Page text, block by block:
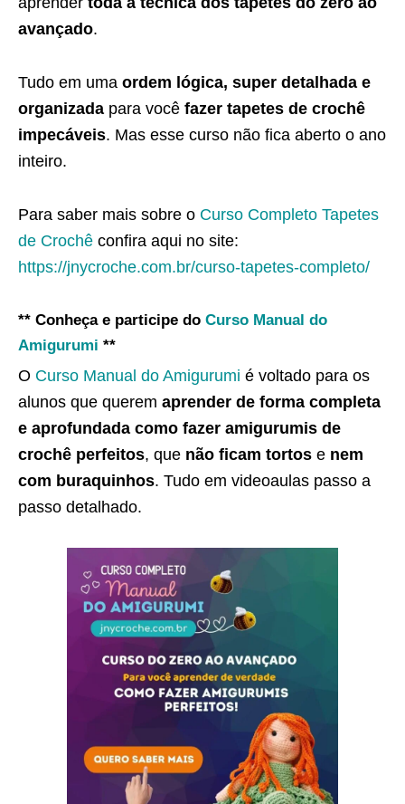
avançado.
Tudo em uma ordem lógica, super detalhada e
organizada para você fazer tapetes de crochê
impecáveis. Mas esse curso não fica aberto o ano
inteiro.
Para saber mais sobre o Curso Completo Tapetes
de Crochê confira aqui no site:
https://jnycroche.com.br/curso-tapetes-completo/
** Conheça e participe do Curso Manual do
Amigurumi **
O Curso Manual do Amigurumi é voltado para os
alunos que querem aprender de forma completa
e aprofundada como fazer amigurumis de
crochê perfeitos, que não ficam tortos e nem
com buraquinhos. Tudo em videoaulas passo a
passo detalhado.